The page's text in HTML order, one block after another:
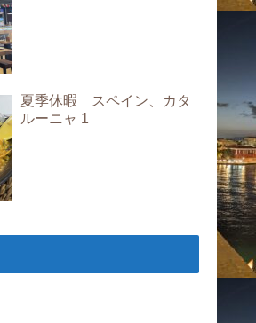
夏季休暇 スペイン、カタ
ルーニャ 1